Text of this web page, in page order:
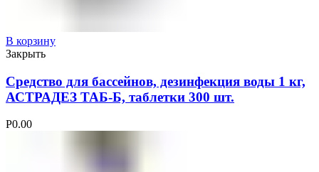
В корзину
Закрыть
Средство для бассейнов, дезинфекция воды 1 кг,
АСТРАДЕЗ ТАБ-Б, таблетки 300 шт.
Р0.00